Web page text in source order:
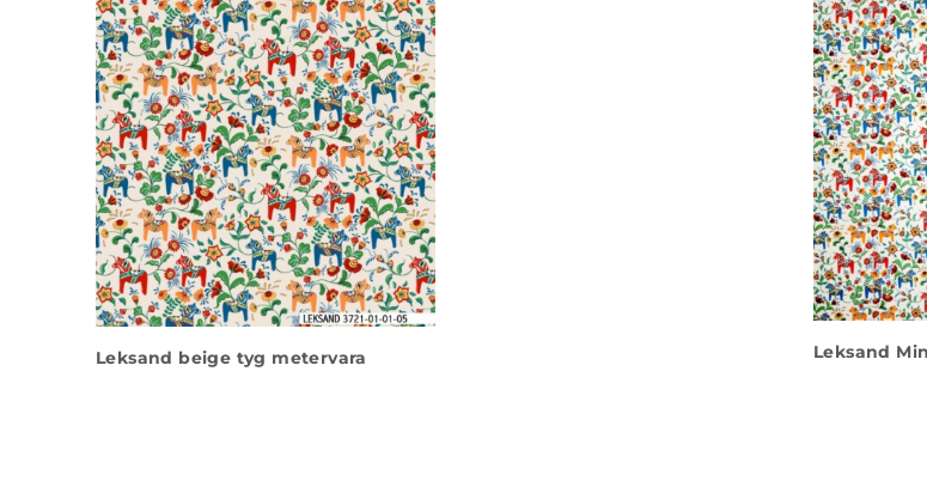
Leksand beige tyg metervara Leksand